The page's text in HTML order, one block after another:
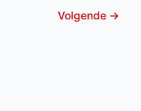
Volgende →